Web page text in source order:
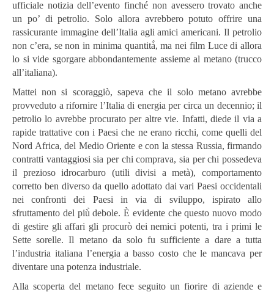
ufficiale notizia dell’evento finché non avessero trovato anche
un po’ di petrolio. Solo allora avrebbero potuto offrire una
rassicurante immagine dell’Italia agli amici americani. Il petrolio
non c’era, se non in minima quantità̀, ma nei film Luce di allora
lo si vide sgorgare abbondantemente assieme al metano (trucco
all’italiana).
Mattei non si scoraggiò, sapeva che il solo metano avrebbe
provveduto a rifornire l’Italia di energia per circa un decennio; il
petrolio lo avrebbe procurato per altre vie. Infatti, diede il via a
rapide trattative con i Paesi che ne erano ricchi, come quelli del
Nord Africa, del Medio Oriente e con la stessa Russia, firmando
contratti vantaggiosi sia per chi comprava, sia per chi possedeva
il prezioso idrocarburo (utili divisi a metà), comportamento
corretto ben diverso da quello adottato dai vari Paesi occidentali
nei confronti dei Paesi in via di sviluppo, ispirato allo
sfruttamento del più̀ debole. È evidente che questo nuovo modo
di gestire gli affari gli procurò dei nemici potenti, tra i primi le
Sette sorelle. Il metano da solo fu sufficiente a dare a tutta
l’industria italiana l’energia a basso costo che le mancava per
diventare una potenza industriale.
Alla scoperta del metano fece seguito un fiorire di aziende e